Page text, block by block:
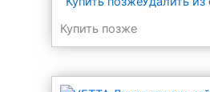
Купить позже